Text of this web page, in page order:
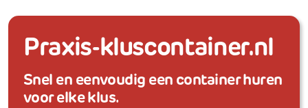
Praxis-kluscontainer.nl
Snel en eenvoudig een container huren
voor elke klus.